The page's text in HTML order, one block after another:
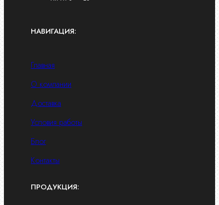
НАВИГАЦИЯ:
Главная
О компании
Доставка
Условия работы
Блог
Контакты
ПРОДУКЦИЯ: